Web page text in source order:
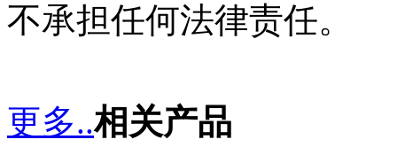
不承担任何法律责任。
更多..相关产品